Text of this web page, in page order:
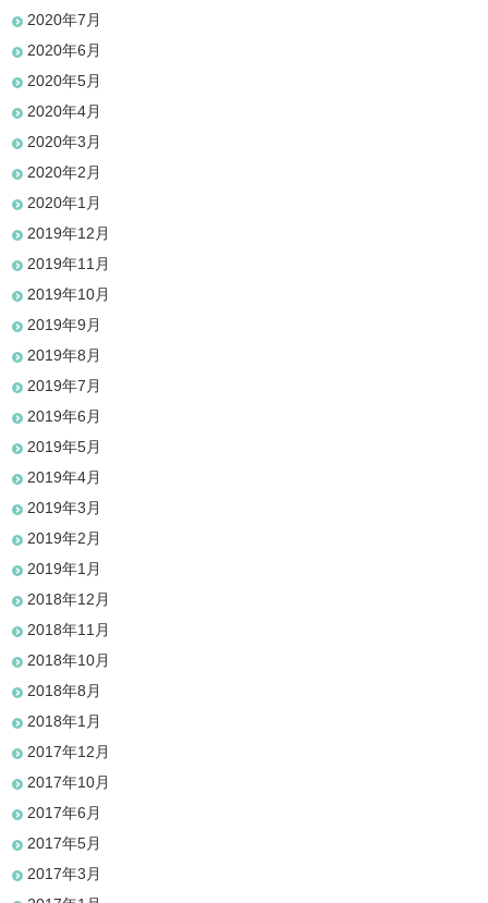
2020年7月
2020年6月
2020年5月
2020年4月
2020年3月
2020年2月
2020年1月
2019年12月
2019年11月
2019年10月
2019年9月
2019年8月
2019年7月
2019年6月
2019年5月
2019年4月
2019年3月
2019年2月
2019年1月
2018年12月
2018年11月
2018年10月
2018年8月
2018年1月
2017年12月
2017年10月
2017年6月
2017年5月
2017年3月